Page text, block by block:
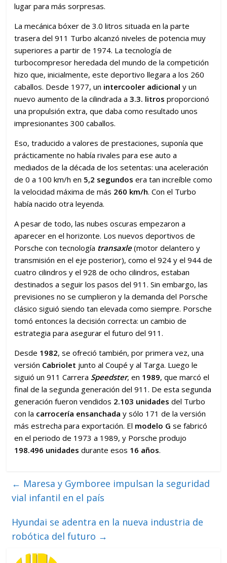
lugar para más sorpresas.
La mecánica bóxer de 3.0 litros situada en la parte
trasera del 911 Turbo alcanzó niveles de potencia muy
superiores a partir de 1974. La tecnología de
turbocompresor heredada del mundo de la competición
hizo que, inicialmente, este deportivo llegara a los 260
caballos. Desde 1977, un intercooler adicional y un
nuevo aumento de la cilindrada a3.3. litros proporcionó
una propulsión extra, que daba como resultado unos
impresionantes 300 caballos.
Eso, traducido a valores de prestaciones, suponía que
prácticamente no había rivales para ese auto a
mediados de la década de los setentas: una aceleración
de 0 a 100 km/h en 5,2 segundos era tan increíble como
la velocidad máxima de más 260 km/h. Con el Turbo
había nacido otra leyenda.
A pesar de todo, las nubes oscuras empezaron a
aparecer en el horizonte. Los nuevos deportivos de
Porsche con tecnología transaxle(motor delantero y
transmisión en el eje posterior), como el 924 y el 944 de
cuatro cilindros y el 928 de ocho cilindros, estaban
destinados a seguir los pasos del 911. Sin embargo, las
previsiones no se cumplieron y la demanda del Porsche
clásico siguió siendo tan elevada como siempre. Porsche
tomó entonces la decisión correcta: un cambio de
estrategia para asegurar el futuro del 911.
Desde 1982, se ofreció también, por primera vez, una
versión Cabriolet junto al Coupé y al Targa. Luego le
siguió un 911 Carrera Speedster, en 1989, que marcó el
final de la segunda generación del 911. De esta segunda
generación fueron vendidos 2.103 unidades del Turbo
con la carrocería ensanchada y sólo 171 de la versión
más estrecha para exportación. El modelo G se fabricó
en el periodo de 1973 a 1989, y Porsche produjo
198.496 unidades durante esos 16 años.
← Maresa y Gymboree impulsan la seguridad
vial infantil en el país
Hyundai se adentra en la nueva industria de
robótica del futuro →